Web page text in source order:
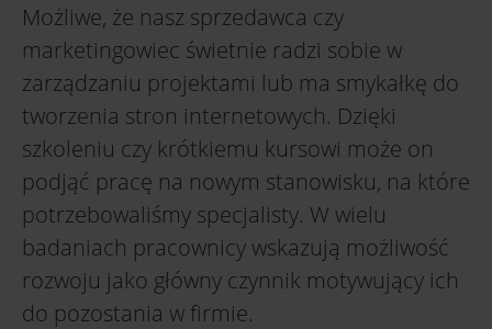
Możliwe, że nasz sprzedawca czy
marketingowiec świetnie radzi sobie w
zarządzaniu projektami lub ma smykałkę do
tworzenia stron internetowych. Dzięki
szkoleniu czy krótkiemu kursowi może on
podjąć pracę na nowym stanowisku, na które
potrzebowaliśmy specjalisty. W wielu
badaniach pracownicy wskazują możliwość
rozwoju jako główny czynnik motywujący ich
do pozostania w firmie.